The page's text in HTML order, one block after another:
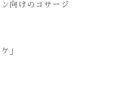
向けのコサージ
」